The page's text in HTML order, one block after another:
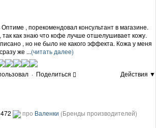
, порекомендовал консультант в магазине.
как знаю что кофе лучше отшелушивает кожу.
, но не было не какого эффекта. Кожа у меня
же ...(читать далее)
· Поделиться
Действия ▼
472 про Валенки (Бренды производителей)